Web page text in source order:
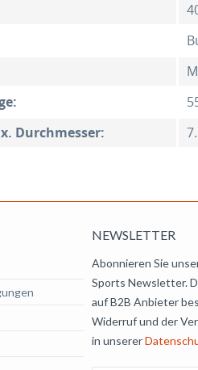
Durchmesser:
NEWSLETTER
Abonnieren Sie
Sports Newsletter.
auf B2B Anbieter
Widerruf und der
in unserer